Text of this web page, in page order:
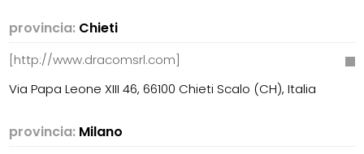
provincia: Chieti
[http://www.dracomsrl.com]
Via Papa Leone XIII 46, 66100 Chieti Scalo (CH), Italia
provincia: Milano